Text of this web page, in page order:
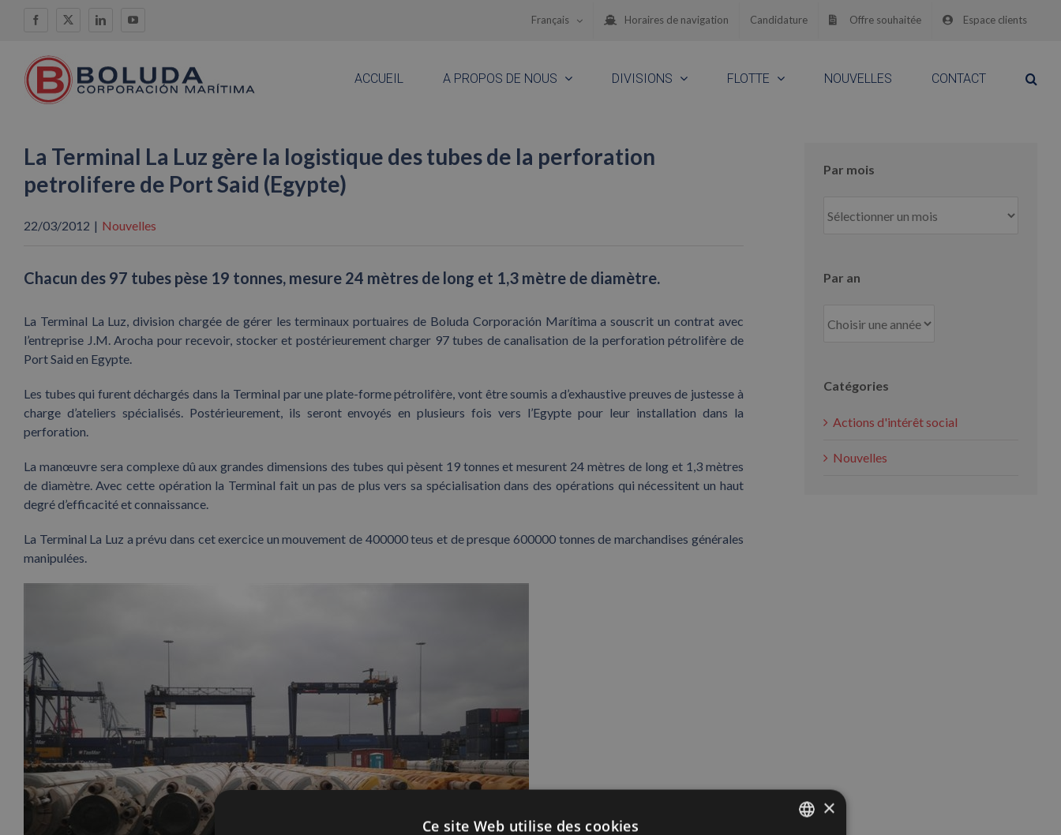
Facebook
X LinkedInYouTube Français Horaires de navigation Candidature Offre souhaitée Espace clients
ACCUEIL A PROPOS DE NOUS DIVISIONS FLOTTE NOUVELLES CONTACT
La Terminal La Luz gère la logistique des tubes de la perforation
petrolifere de Port Said (Egypte)
22/03/2012 | Nouvelles
Chacun des 97 tubes pèse 19 tonnes, mesure 24 mètres de long et 1,3 mètre de diamètre.
La Terminal La Luz, division chargée de gérer les terminaux portuaires de Boluda Corporación Marítima a souscrit un contrat avec
l’entreprise J.M. Arocha pour recevoir, stocker et postérieurement charger 97 tubes de canalisation de la perforation pétrolifère de
Port Said en Egypte.
Les tubes qui furent déchargés dans la Terminal par une plate-forme pétrolifère, vont être soumis a d’exhaustive preuves de justesse à
charge d’ateliers spécialisés. Postérieurement, ils seront envoyés en plusieurs fois vers l’Egypte pour leur installation dans la
perforation.
La manœuvre sera complexe dû aux grandes dimensions des tubes qui pèsent 19 tonnes et mesurent 24 mètres de long et 1,3 mètres
de diamètre. Avec cette opération la Terminal fait un pas de plus vers sa spécialisation dans des opérations qui nécessitent un haut
degré d’efficacité et connaissance.
La Terminal La Luz a prévu dans cet exercice un mouvement de 400000 teus et de presque 600000 tonnes de marchandises générales
manipulées.
Par mois
mois
Par an
Catégories
Actions d'intérêt social
Nouvelles
×
Ce site Web utilise des cookies